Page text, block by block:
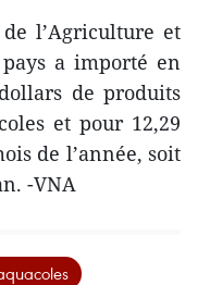
l’Agriculture et
a importé en
de produits
et pour 12,29
de l’année, soit
-VNA